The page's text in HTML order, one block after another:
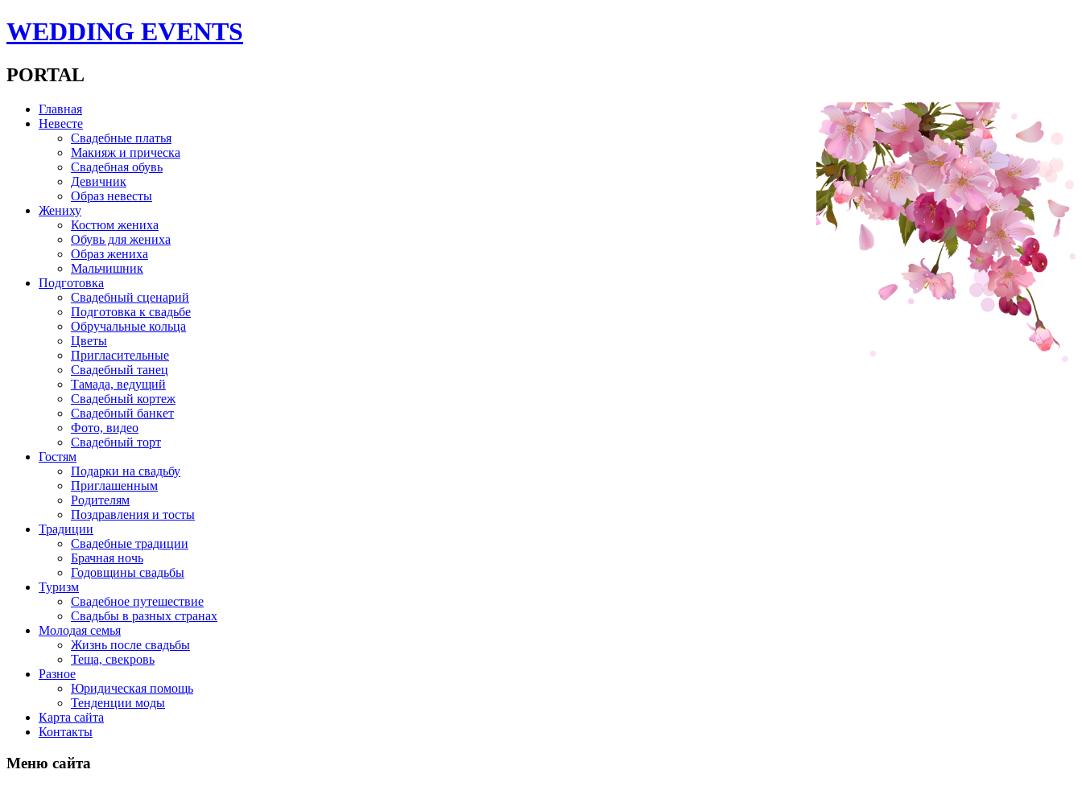
WEDDING EVENTS
PORTAL
Главная
Невесте
Свадебные платья
Макияж и прическа
Свадебная обувь
Девичник
Образ невесты
Жениху
Костюм жениха
Обувь для жениха
Образ жениха
Мальчишник
Подготовка
Свадебный сценарий
Подготовка к свадьбе
Обручальные кольца
Цветы
Пригласительные
Свадебный танец
Тамада, ведущий
Свадебный кортеж
Свадебный банкет
Фото, видео
Свадебный торт
Гостям
Подарки на свадьбу
Приглашенным
Родителям
Поздравления и тосты
Традиции
Свадебные традиции
Брачная ночь
Годовщины свадьбы
Туризм
Свадебное путешествие
Свадьбы в разных странах
Молодая семья
Жизнь после свадьбы
Теща, свекровь
Разное
Юридическая помощь
Тенденции моды
Карта сайта
Контакты
Меню сайта